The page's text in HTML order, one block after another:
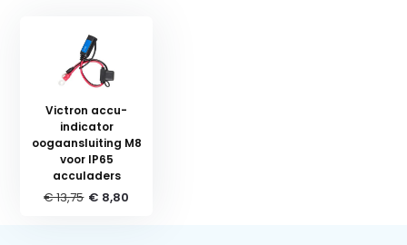
Victron accu-
indicator
oogaansluiting M8
voor IP65
acculaders
€ 13,75 € 8,80